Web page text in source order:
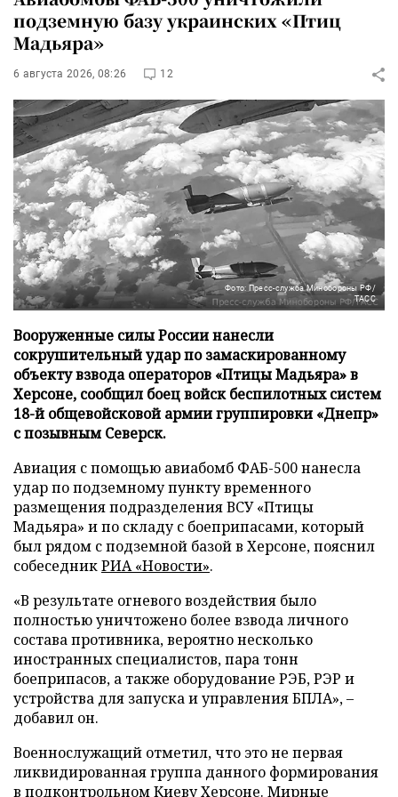
подземную базу украинских «Птиц
Мадьяра»
6 августа 2026, 08:26 12
Фото: Пресс-служба Минобороны РФ/
ТАСС
Вооруженные силы России нанесли
сокрушительный удар по замаскированному
объекту взвода операторов «Птицы Мадьяра» в
Херсоне, сообщил боец войск беспилотных систем
18-й общевойсковой армии группировки «Днепр»
с позывным Северск.
Авиация с помощью авиабомб ФАБ-500 нанесла
удар по подземному пункту временного
размещения подразделения ВСУ «Птицы
Мадьяра» и по складу с боеприпасами, который
был рядом с подземной базой в Херсоне, пояснил
собеседникРИА «Новости».
«В результате огневого воздействия было
полностью уничтожено более взвода личного
состава противника, вероятно несколько
иностранных специалистов, пара тонн
боеприпасов, а также оборудование РЭБ, РЭР и
устройства для запуска и управления БПЛА», –
добавил он.
Военнослужащий отметил, что это не первая
ликвидированная группа данного формирования
в подконтрольном Киеву Херсоне. Мирные